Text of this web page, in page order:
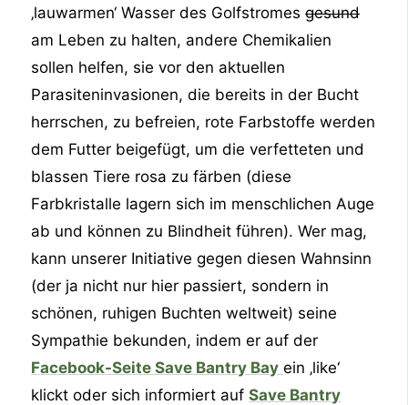
‚lauwarmen‘ Wasser des Golfstromesgesund
am Leben zu halten, andere Chemikalien
sollen helfen, sie vor den aktuellen
Parasiteninvasionen, die bereits in der Bucht
herrschen, zu befreien, rote Farbstoffe werden
dem Futter beigefügt, um die verfetteten und
blassen Tiere rosa zu färben (diese
Farbkristalle lagern sich im menschlichen Auge
ab und können zu Blindheit führen). Wer mag,
kann unserer Initiative gegen diesen Wahnsinn
(der ja nicht nur hier passiert, sondern in
schönen, ruhigen Buchten weltweit) seine
Sympathie bekunden, indem er auf der
Facebook-Seite Save Bantry Bay ein ‚like‘
klickt oder sich informiert aufSave Bantry